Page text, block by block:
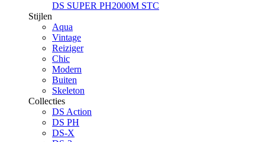
DS SUPER PH2000M STC
Stijlen
Aqua
Vintage
Reiziger
Chic
Modern
Buiten
Skeleton
Collecties
DS Action
DS PH
DS-X